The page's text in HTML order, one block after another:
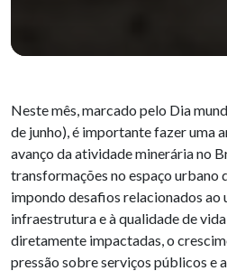
Neste mês, marcado pelo Dia
de junho), é importante fazer uma
avanço da atividade minerária no
transformações no espaço urbano
impondo desafios relacionados ao
infraestrutura e à qualidade de
diretamente impactadas, o
pressão sobre serviços públicos e